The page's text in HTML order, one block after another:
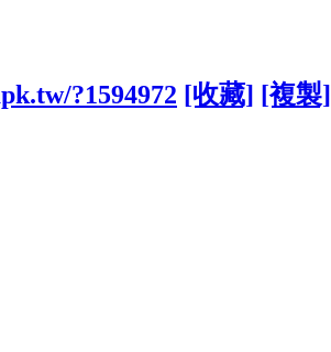
?1594972 [收藏] [複製]